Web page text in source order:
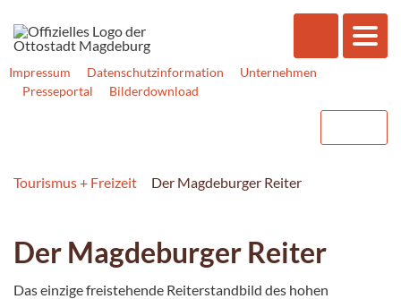
Impressum Datenschutzinformation
Unternehmen
Presseportal
Bilderdownload
Tourismus + Freizeit Der Magdeburger Reiter
Der Magdeburger Reiter
Das einzige freistehende Reiterstandbild des hohen